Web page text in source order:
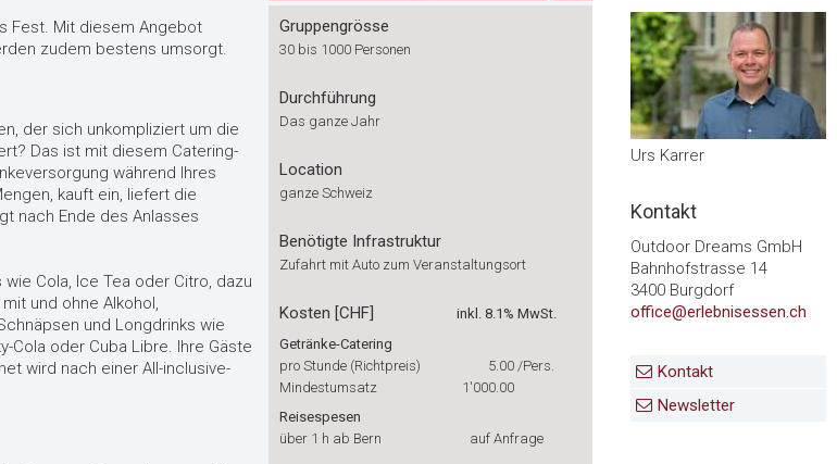
Fest. Mit diesem Angebot
zudem bestens umsorgt.
der sich unkompliziert um die
Das ist mit diesem Catering-
während Ihres
kauft ein, liefert die
nach Ende des Anlasses
Cola, Ice Tea oder Citro, dazu
und ohne Alkohol,
und Longdrinks wie
Cola oder Cuba Libre. Ihre Gäste
wird nach einer All-inclusive-
Gruppengrösse
30 bis 1000 Personen
Durchführung
Das ganze Jahr
Location
ganze Schweiz
Benötigte Infrastruktur
Zufahrt mit Auto zum Veranstaltungsort
Kosten [CHF]
inkl. 8.1% MwSt.
Getränke-Catering
pro Stunde (Richtpreis)
5.00 /Pers.
Mindestumsatz
1'000.00
Reisespesen
über 1 h ab Bern
auf Anfrage
Urs Karrer
Kontakt
Outdoor Dreams GmbH
Bahnhofstrasse 14
3400 Burgdorf
office@erlebnisessen.ch
Kontakt
Newsletter